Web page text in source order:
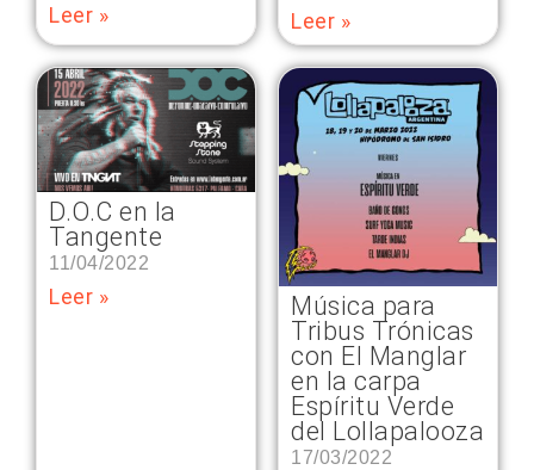
Leer » Leer »
D.O.C en la
Tangente
11/04/2022
Leer »
Música para
Tribus Trónicas
con El Manglar
en la carpa
Espíritu Verde
del Lollapalooza
17/03/2022